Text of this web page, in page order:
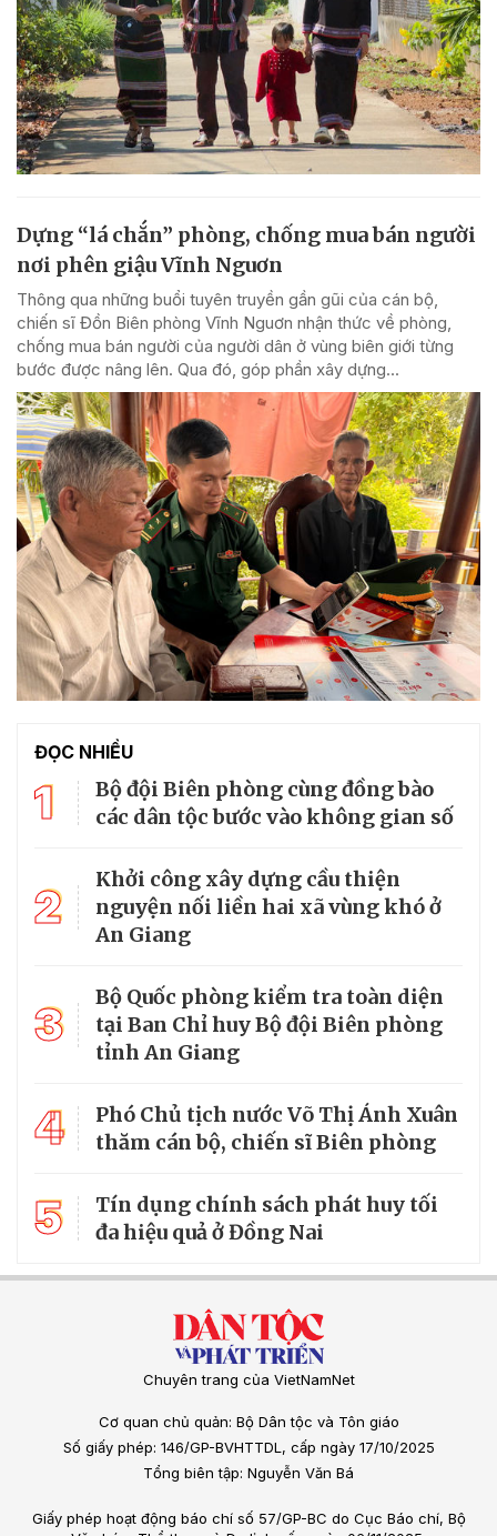
Dựng “lá chắn” phòng, chống mua bán người
nơi phên giậu Vĩnh Nguơn
Thông qua những buổi tuyên truyền gần gũi của cán bộ,
chiến sĩ Đồn Biên phòng Vĩnh Nguơn nhận thức về phòng,
chống mua bán người của người dân ở vùng biên giới từng
bước được nâng lên. Qua đó, góp phần xây dựng...
ĐỌC NHIỀU
1
Bộ đội Biên phòng cùng đồng bào
các dân tộc bước vào không gian số
2
Khởi công xây dựng cầu thiện
nguyện nối liền hai xã vùng khó ở
An Giang
3
Bộ Quốc phòng kiểm tra toàn diện
tại Ban Chỉ huy Bộ đội Biên phòng
tỉnh An Giang
4
Phó Chủ tịch nước Võ Thị Ánh Xuân
thăm cán bộ, chiến sĩ Biên phòng
5
Tín dụng chính sách phát huy tối
đa hiệu quả ở Đồng Nai
Chuyên trang của VietNamNet
Cơ quan chủ quản: Bộ Dân tộc và Tôn giáo
Số giấy phép: 146/GP-BVHTTDL, cấp ngày 17/10/2025
Tổng biên tập: Nguyễn Văn Bá
Giấy phép hoạt động báo chí số 57/GP-BC do Cục Báo chí, Bộ